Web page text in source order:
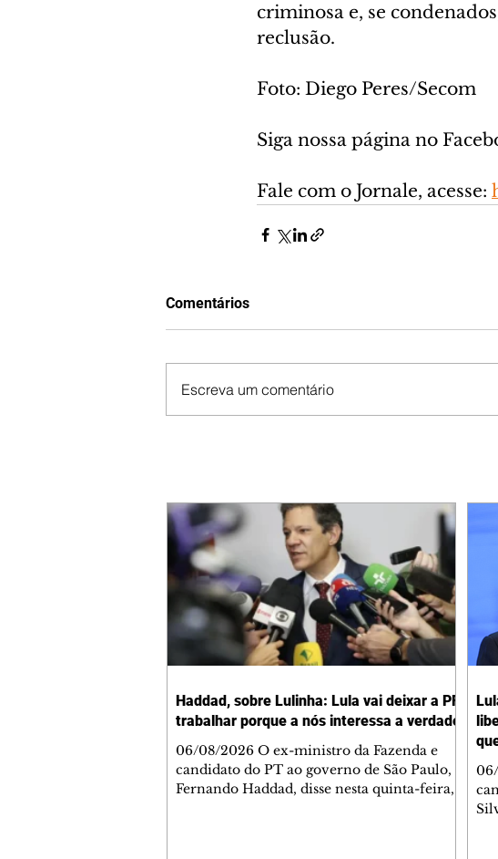
criminosa e, se
reclusão.
Foto: Diego Peres/Secom
Siga nossa página no
Fale com o Jornale, acesse:
Comentários
Escreva um comentário
Haddad, sobre Lulinha: Lula vai deixar a PF
trabalhar porque a nós interessa a verdade
06/08/2026 O ex-ministro da Fazenda e
candidato do PT ao governo de São Paulo,
Fernando Haddad, disse nesta quinta-feira,